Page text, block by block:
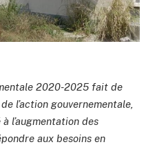
2020-2025 fait de
l’action gouvernementale,
l’augmentation des
aux besoins en